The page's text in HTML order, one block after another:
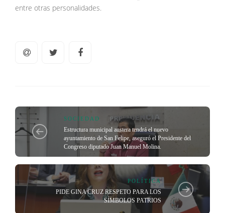
entre otras personalidades.
SOCIEDAD
Estructura municipal austera tendrá el nuevo
ayuntamiento de San Felipe, aseguró el Presidente del
Congreso diputado Juan Manuel Molina.
POLÍTICA
PIDE GINA CRUZ RESPETO PARA LOS
SÍMBOLOS PATRIOS